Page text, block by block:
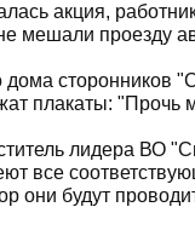
акция,
мешали проезду
дома сторонников
плакаты: "Прочь
лидера ВО
все
они будут